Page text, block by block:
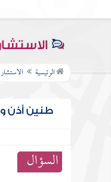
الرئيسية
طنين أذن
السؤال